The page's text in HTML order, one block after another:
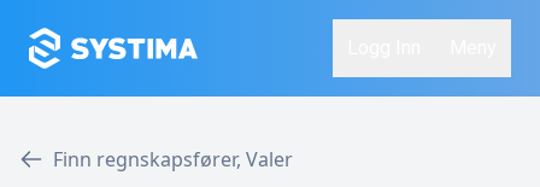
Finn regnskapsfører, Valer